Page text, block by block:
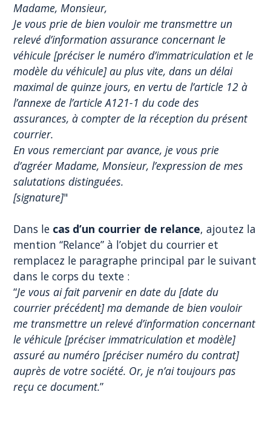
Madame, Monsieur,
Je vous prie de bien vouloir me transmettre un
relevé d’information assurance concernant le
véhicule [préciser le numéro d’immatriculation et le
modèle du véhicule] au plus vite, dans un délai
maximal de quinze jours, en vertu de l’article 12 à
l’annexe de l’article A121-1 du code des
assurances, à compter de la réception du présent
courrier.
En vous remerciant par avance, je vous prie
d’agréer Madame, Monsieur, l’expression de mes
salutations distinguées.
[signature]"
Dans le cas d’un courrier de relance, ajoutez la
mention “Relance” à l’objet du courrier et
remplacez le paragraphe principal par le suivant
dans le corps du texte :
“Je vous ai fait parvenir en date du [date du
courrier précédent] ma demande de bien vouloir
me transmettre un relevé d’information concernant
le véhicule [préciser immatriculation et modèle]
assuré au numéro [préciser numéro du contrat]
auprès de votre société. Or, je n’ai toujours pas
reçu ce document.”